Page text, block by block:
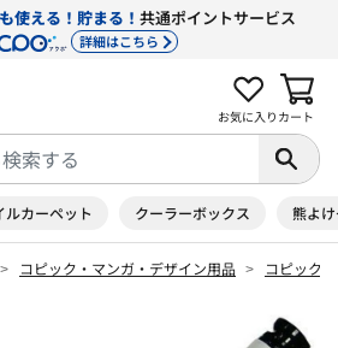
使える！貯まる！ 共通ポイントサービス
詳細はこちら
お気に入り カート
ルカーペット クーラーボックス 熊よ
コピック・マンガ・デザイン用品 コピック